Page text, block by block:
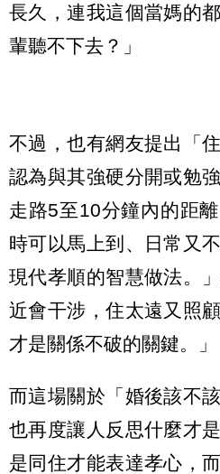
長久，連我這個當媽的
輩聽不下去？」
不過，也有網友提出「
認為與其強硬分開或勉
走路5至10分鐘內的距
時可以馬上到、日常又
現代孝順的智慧做法。
近會干涉，住太遠又照
才是關係不破的關鍵。」
而這場關於「婚後該不
也再度讓人反思什麼才
是同住才能表達孝心，